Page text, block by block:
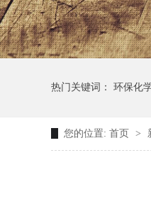
热门关键词： 环保化
您的位置: 首页 >